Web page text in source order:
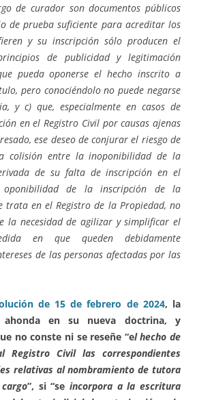
de curador son documentos públicos
de prueba suficiente para acreditar los
y su inscripción sólo producen el
de publicidad y legitimación
pueda oponerse el hecho inscrito a
pero conociéndolo no puede negarse
y c) que, especialmente en casos de
en el Registro Civil por causas ajenas
ese deseo de conjurar el riesgo de
colisión entre la inoponibilidad de la
de su falta de inscripción en el
de la inscripción de la
trata en el Registro de la Propiedad, no
la necesidad de agilizar y simplificar el
en que queden debidamente
de las personas afectadas por las
de 15 de febrero de 2024, la
ahonda en su nueva doctrina, y
no conste ni se reseñe “el hecho de
Registro Civil las correspondientes
relativas al nombramiento de tutora
”, si “se incorpora a la escritura